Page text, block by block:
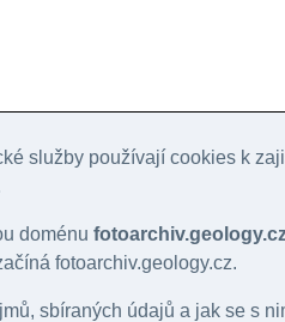
služby používají cookies k
doménu
fotoarchiv.geology.cz.
sbíraných údajů a jak se s